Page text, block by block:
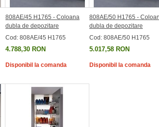
808AE/45 H1765 - Coloana
dubla de depozitare
Cod: 808AE/45 H1765
4.788,30 RON
Disponibil la comanda
808AE/50 H1765 -
dubla de depozitare
Cod: 808AE/50 H1765
5.017,58 RON
Disponibil la comanda